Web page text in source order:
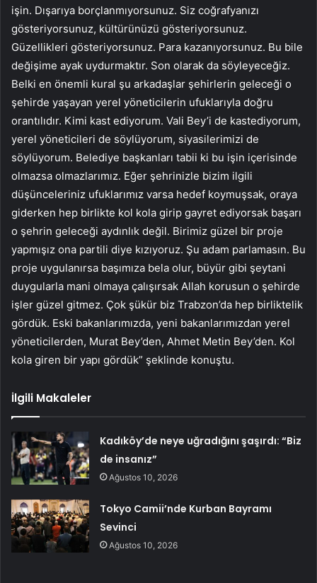
işin. Dışarıya borçlanmıyorsunuz. Siz coğrafyanızı
gösteriyorsunuz, kültürünüzü gösteriyorsunuz.
Güzellikleri gösteriyorsunuz. Para kazanıyorsunuz. Bu bile
değişime ayak uydurmaktır. Son olarak da söyleyeceğiz.
Belki en önemli kural şu arkadaşlar şehirlerin geleceği o
şehirde yaşayan yerel yöneticilerin ufuklarıyla doğru
orantılıdır. Kimi kast ediyorum. Vali Bey’i de kastediyorum,
yerel yöneticileri de söylüyorum, siyasilerimizi de
söylüyorum. Belediye başkanları tabii ki bu işin içerisinde
olmazsa olmazlarımız. Eğer şehrinizle bizim ilgili
düşünceleriniz ufuklarımız varsa hedef koymuşsak, oraya
giderken hep birlikte kol kola girip gayret ediyorsak başarı
o şehrin geleceği aydınlık değil. Birimiz güzel bir proje
yapmışız ona partili diye kızıyoruz. Şu adam parlamasın. Bu
proje uygulanırsa başımıza bela olur, büyür gibi şeytani
duygularla mani olmaya çalışırsak Allah korusun o şehirde
işler güzel gitmez. Çok şükür biz Trabzon’da hep birliktelik
gördük. Eski bakanlarımızda, yeni bakanlarımızdan yerel
yöneticilerden, Murat Bey’den, Ahmet Metin Bey’den. Kol
kola giren bir yapı gördük” şeklinde konuştu.
İlgili Makaleler
Kadıköy’de neye uğradığını şaşırdı: “Biz
de insanız”
Ağustos 10, 2026
Tokyo Camii’nde Kurban Bayramı
Sevinci
Ağustos 10, 2026